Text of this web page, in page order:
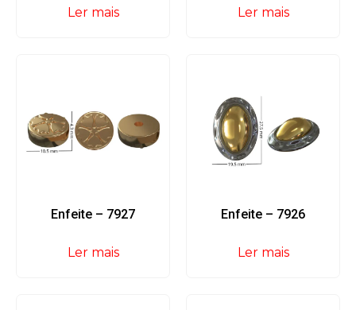
Ler mais Ler mais
Enfeite – 7927
Ler mais
Enfeite – 7926
Ler mais